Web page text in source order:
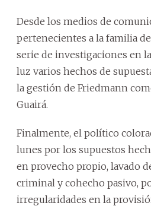
Desde los medios de
pertenecientes a la familia
serie de investigaciones en
luz varios hechos de
la gestión de Friedmann
Guairá.
Finalmente, el político
lunes por los supuestos
en provecho propio, lavado
criminal y cohecho pasivo,
irregularidades en la